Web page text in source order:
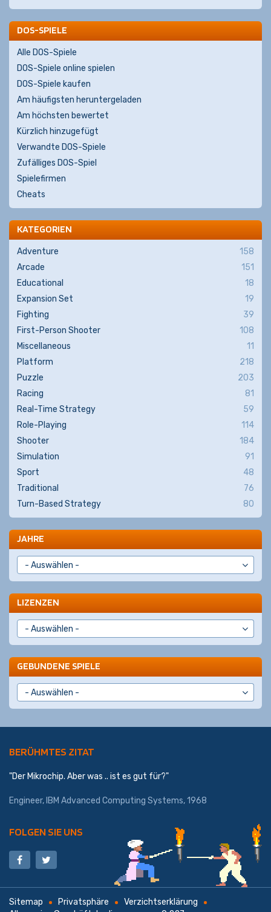
DOS-SPIELE
Alle DOS-Spiele
DOS-Spiele online spielen
DOS-Spiele kaufen
Am häufigsten heruntergeladen
Am höchsten bewertet
Kürzlich hinzugefügt
Verwandte DOS-Spiele
Zufälliges DOS-Spiel
Spielefirmen
Cheats
KATEGORIEN
Adventure
158
Arcade
151
Educational
18
Expansion Set
19
Fighting
39
First-Person Shooter
108
Miscellaneous
11
Platform
218
Puzzle
203
Racing
81
Real-Time Strategy
59
Role-Playing
114
Shooter
184
Simulation
91
Sport
48
Traditional
76
Turn-Based Strategy
80
JAHRE
LIZENZEN
GEBUNDENE SPIELE
BERÜHMTES ZITAT
"Der Mikrochip. Aber was .. ist es gut für?"
Engineer, IBM Advanced Computing Systems, 1968
FOLGEN SIE UNS
Sitemap Privatsphäre
Verzichtserklärung